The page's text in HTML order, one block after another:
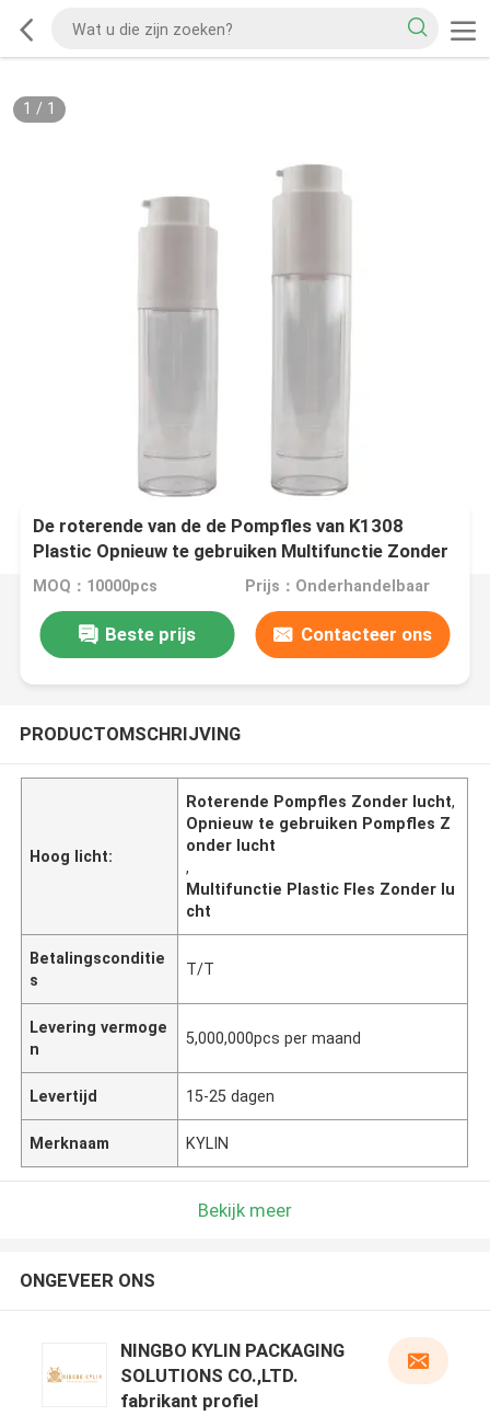
1 / 1
De roterende van de de Pompfles van K1308
Plastic Opnieuw te gebruiken Multifunctie Zonder
lucht
MOQ：10000pcs Prijs：Onderhandelbaar
Beste prijs Contacteer ons
PRODUCTOMSCHRIJVING
Hoog licht:
Roterende Pompfles Zonder lucht,
Opnieuw te gebruiken Pompfles Z
onder lucht
,
Multifunctie Plastic Fles Zonder lu
cht
Betalingsconditie
s
T/T
Levering vermoge
n
5,000,000pcs per maand
Levertijd 15-25 dagen
Merknaam KYLIN
Bekijk meer
ONGEVEER ONS
NINGBO KYLIN PACKAGING
SOLUTIONS CO.,LTD.
fabrikant profiel